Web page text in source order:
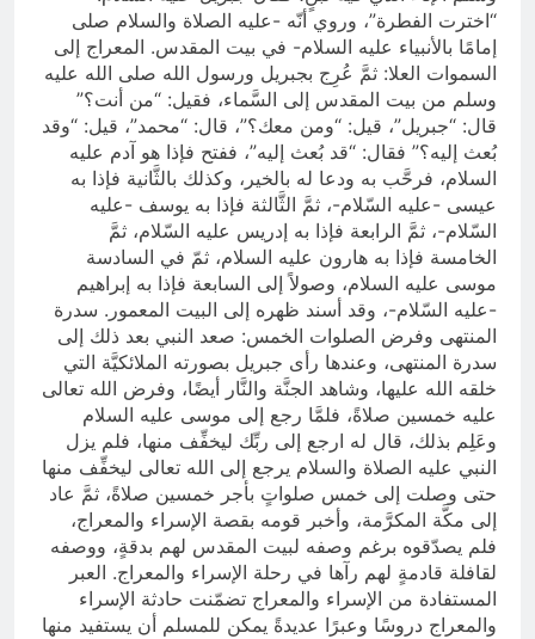
“اخترت الفطرة”، وروي أنّه -عليه الصلاة والسلام صلى
إمامًا بالأنبياء عليه السلام- في بيت المقدس. المعراج إلى
السموات العلا: ثمَّ عُرِج بجبريل ورسول الله صلى الله عليه
وسلم من بيت المقدس إلى السَّماء، فقيل: “من أنت؟”
قال: “جبريل”، قيل: “ومن معك؟”، قال: “محمد”، قيل: “وقد
بُعث إليه؟” فقال: “قد بُعث إليه”، ففتح فإذا هو آدم عليه
السلام، فرحَّب به ودعا له بالخير، وكذلك بالثَّانية فإذا به
عيسى -عليه السّلام-، ثمَّ الثَّالثة فإذا به يوسف -عليه
السّلام-، ثمَّ الرابعة فإذا به إدريس عليه السّلام، ثمَّ
الخامسة فإذا به هارون عليه السلام، ثمّ في السادسة
موسى عليه السلام، وصولاً إلى السابعة فإذا به إبراهيم
-عليه السّلام-، وقد أسند ظهره إلى البيت المعمور. سدرة
المنتهى وفرض الصلوات الخمس: صعد النبي بعد ذلك إلى
سدرة المنتهى، وعندها رأى جبريل بصورته الملائكيَّة التي
خلقه الله عليها، وشاهد الجنَّة والنَّار أيضًا، وفرض الله تعالى
عليه خمسين صلاةً، فلمَّا رجع إلى موسى عليه السلام
وعَلِم بذلك، قال له ارجع إلى ربِّك ليخفِّف منها، فلم يزل
النبي عليه الصلاة والسلام يرجع إلى الله تعالى ليخفِّف منها
حتى وصلت إلى خمس صلواتٍ بأجر خمسين صلاةً، ثمَّ عاد
إلى مكَّة المكرَّمة، وأخبر قومه بقصة الإسراء والمعراج،
فلم يصدّقوه برغم وصفه لبيت المقدس لهم بدقةٍ، ووصفه
لقافلة قادمةٍ لهم رآها في رحلة الإسراء والمعراج. العبر
المستفادة من الإسراء والمعراج تضمّنت حادثة الإسراء
والمعراج دروسًا وعبرًا عديدةً يمكن للمسلم أن يستفيد منها